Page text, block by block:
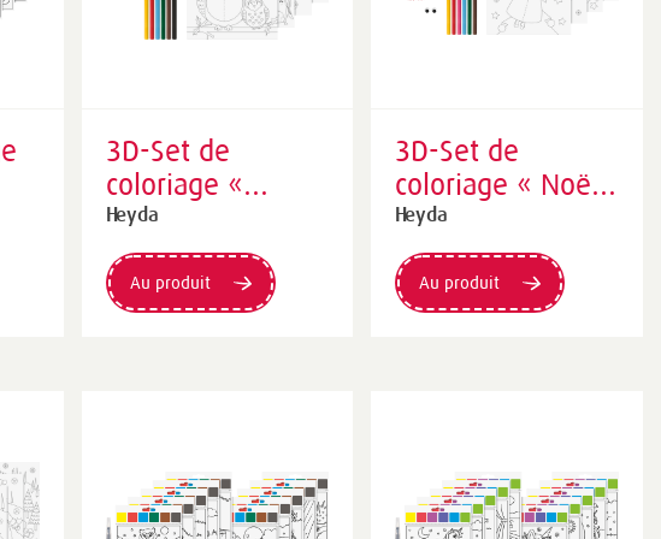
3D-Set de
coloriage «
Animaux d'hiver
» | 195×210 mm
Heyda
Au produit
3D-Set de
coloriage « Noël
» | 195×210 mm
Heyda
Au produit